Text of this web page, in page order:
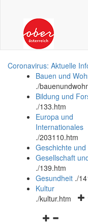
Coronavirus: Aktuelle
Bauen und
./
Bildung und
./133.htm
Europa und
Internationales
./203110.htm
Geschichte
Gesellschaft
./139.htm
Gesundheit ./
Kultur
./kultur.htm